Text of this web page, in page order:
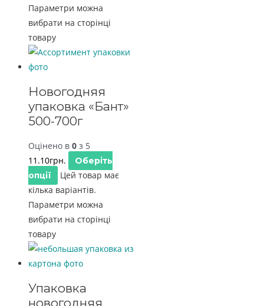
Параметри можна
вибрати на сторінці
товару
Новогодняя
упаковка «Бант»
500-700г
Оцінено в 0 з 5
11.10грн.
Оберіть
опції
Цей товар має
кілька варіантів.
Параметри можна
вибрати на сторінці
товару
Упаковка
новогодняя